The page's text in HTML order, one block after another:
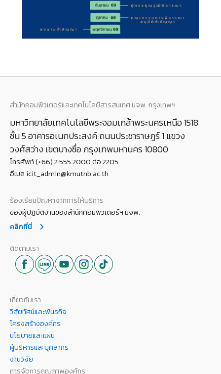
สำนักคอมพิวเตอร์และเทคโนโลยีสารสนเทศ มจพ. กรุงเทพฯ
มหาวิทยาลัยเทคโนโลยีพระจอมเกล้าพระนครเหนือ 1518
ชั้น 5 อาคารอเนกประสงค์ ถนนประชาราษฎร์ 1 แขวง
วงศ์สว่าง เขตบางซื่อ กรุงเทพมหานคร 10800
โทรศัพท์ (+66) 2 555 2000 ต่อ 2205
อีเมล icit_admin@kmutnb.ac.th
ร้องเรียนปัญหาจากการให้บริการ
ของผู้ปฏิบัติงานของสำนักคอมพิวเตอร์ฯ มจพ.
คลิกที่นี่
ติดตามเรา
เกี่ยวกับเรา
วิสัยทัศน์และพันธกิจ
โครงสร้างองค์กร
นโยบายและแผน
ผู้บริหารและบุคลากร
งานวิจัย
การจัดการคุณภาพองค์กร